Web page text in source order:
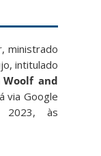
ministrado
intitulado
and
via Google
às